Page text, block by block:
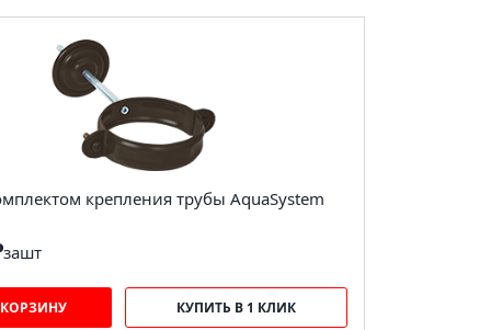
крепления трубы AquaSystem
зашт
КУПИТЬ В 1 КЛИК